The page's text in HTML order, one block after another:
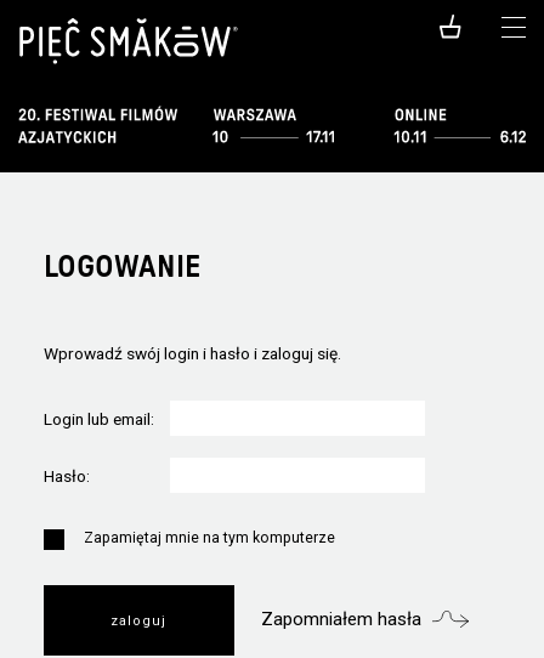
LOGOWANIE
Wprowadź swój login i hasło i zaloguj się.
Login lub email:
Hasło:
Zapamiętaj mnie na tym komputerze
Zapomniałem hasła